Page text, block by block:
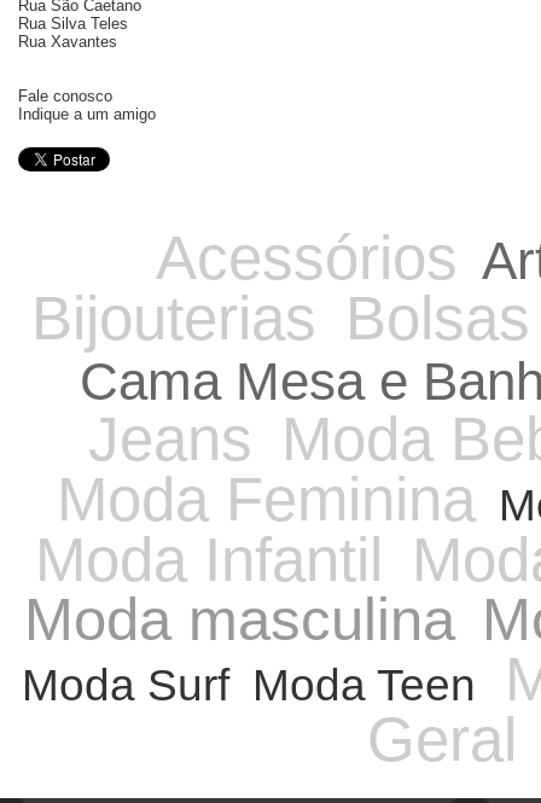
Rua São Caetano
Rua Silva Teles
Rua Xavantes
Fale conosco
Indique a um amigo
Acessórios
Bijouterias
Cama Mesa e
Jeans Moda
Moda Feminina
Moda Infantil
Moda masculina
Moda Surf Moda Teen
Geral